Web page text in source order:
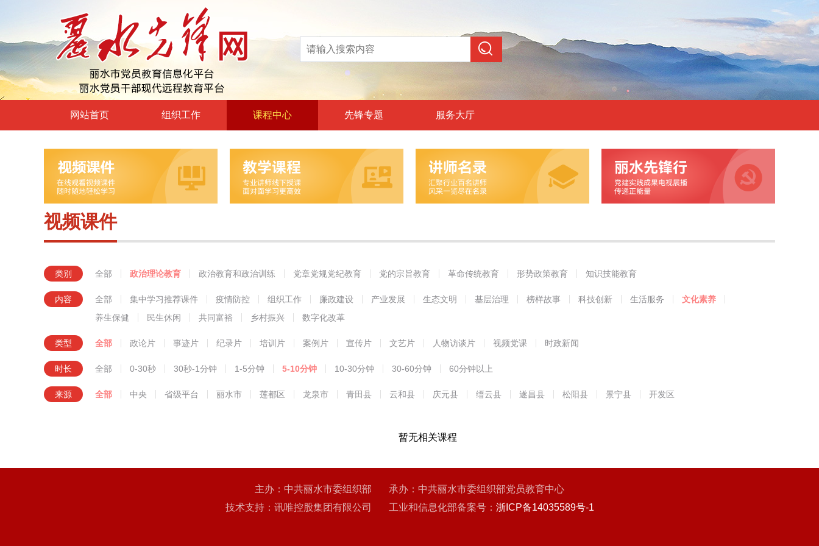
网站首页 组织工作
领导动态
自身建设
组工之窗
课程中心
政治教育和政治训练
党章党规党纪教育
革命传统教育
先锋专题 服务大厅
视频课件
类别 全部 政治理论教育 政治教育和政治训练 党章党规党纪教育 党的宗旨教育 革命传统教育 形势政策教育 知识技能教育
内容 全部 集中学习推荐课件 疫情防控 组织工作 廉政建设 产业发展 生态文明 基层治理 榜样故事 科技创新 生活服务
文化素养
养生保健
民生休闲 共同富裕 乡村振兴 数字化改革
类型 全部 政论片 事迹片 纪录片 培训片 案例片 宣传片 文艺片 人物访谈片 视频党课 时政新闻
时长 全部 0-30秒 30秒-1分钟 1-5分钟 5-10分钟 10-30分钟 30-60分钟 60分钟以上
来源 全部 中央 省级平台 丽水市 莲都区 龙泉市 青田县 云和县 庆元县 缙云县 遂昌县 松阳县 景宁县 开发区
暂无相关课程
主办：中共丽水市委组织部 承办：中共丽水市委组织部党员教育中心
技术支持：讯唯控股集团有限公司 工业和信息化部备案号： 浙ICP备14035589号-1